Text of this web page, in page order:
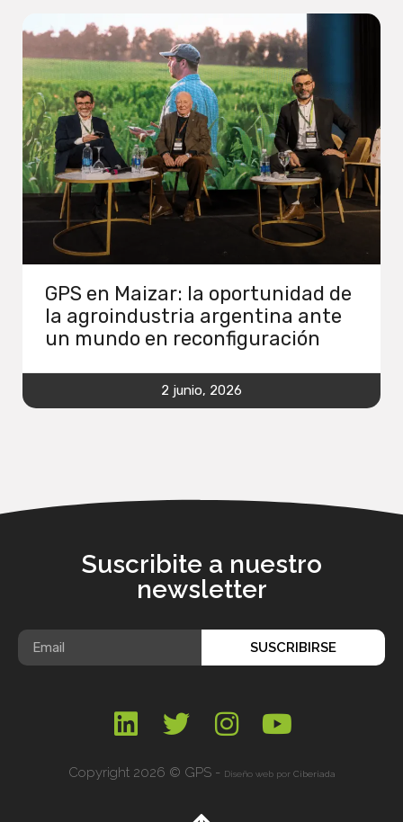
GPS en Maizar: la oportunidad de
la agroindustria argentina ante
un mundo en reconfiguración
2 junio, 2026
Suscribite a nuestro
newsletter
SUSCRIBIRSE
Copyright 2026 © GPS - Diseño web por Ciberiada